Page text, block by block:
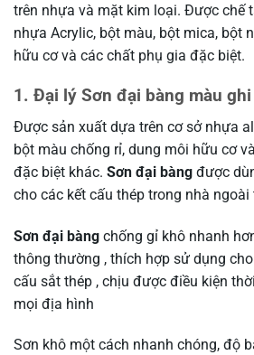
trên nhựa và mặt kim loại. Được chế
nhựa Acrylic, bột màu, bột mica, bột
hữu cơ và các chất phụ gia đặc biệt.
1. Đại lý Sơn đại bàng màu ghi
Được sản xuất dựa trên cơ sở nhựa
bột màu chống rỉ, dung môi hữu cơ
đặc biệt khác. Sơn đại bàng được
cho các kết cấu thép trong nhà ngoài
Sơn đại bàng chống gỉ khô nhanh
thông thường , thích hợp sử dụng
cấu sắt thép , chịu được điều kiện
mọi địa hình
Sơn khô một cách nhanh chóng, độ